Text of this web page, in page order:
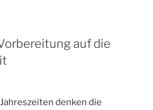
auf die
denken die